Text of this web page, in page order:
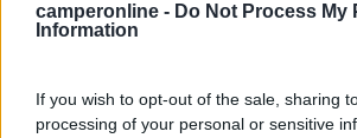
camperonline - Do Not Process My
Information
If you wish to opt-out of the sale, sharing
processing of your personal or sensitive
purtroppo puo' capitare che i cruscotti vadano in
con circuiti stampati, non sempre riparabili (
Iveco?